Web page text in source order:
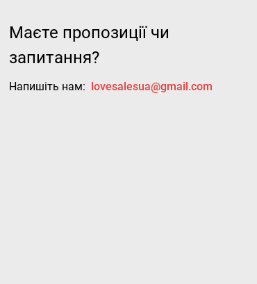
Маєте пропозиції чи
запитання?
Напишіть нам: lovesalesua@gmail.com